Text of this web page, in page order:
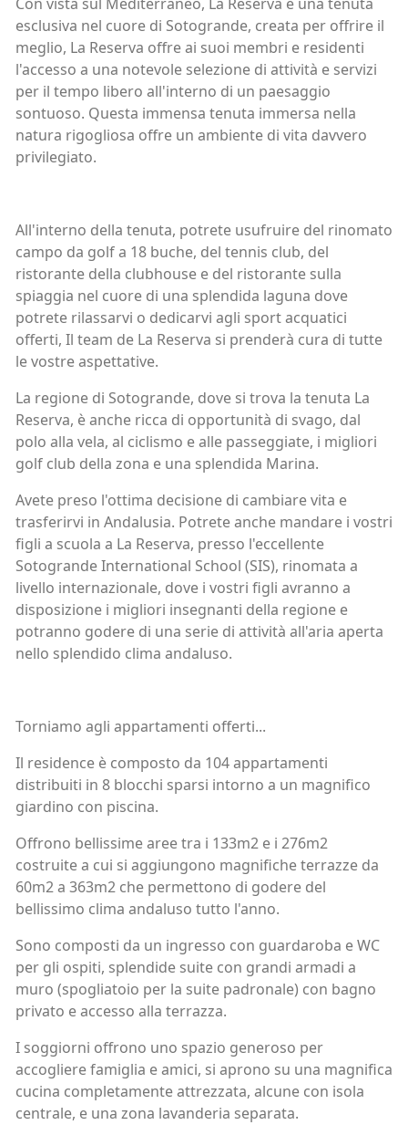
esclusiva nel cuore di Sotogrande, creata per offrire il
meglio, La Reserva offre ai suoi membri e residenti
l'accesso a una notevole selezione di attività e servizi
per il tempo libero all'interno di un paesaggio
sontuoso. Questa immensa tenuta immersa nella
natura rigogliosa offre un ambiente di vita davvero
privilegiato.
All'interno della tenuta, potrete usufruire del rinomato
campo da golf a 18 buche, del tennis club, del
ristorante della clubhouse e del ristorante sulla
spiaggia nel cuore di una splendida laguna dove
potrete rilassarvi o dedicarvi agli sport acquatici
offerti, Il team de La Reserva si prenderà cura di tutte
le vostre aspettative.
La regione di Sotogrande, dove si trova la tenuta La
Reserva, è anche ricca di opportunità di svago, dal
polo alla vela, al ciclismo e alle passeggiate, i migliori
golf club della zona e una splendida Marina.
Avete preso l'ottima decisione di cambiare vita e
trasferirvi in Andalusia. Potrete anche mandare i vostri
figli a scuola a La Reserva, presso l'eccellente
Sotogrande International School (SIS), rinomata a
livello internazionale, dove i vostri figli avranno a
disposizione i migliori insegnanti della regione e
potranno godere di una serie di attività all'aria aperta
nello splendido clima andaluso.
Torniamo agli appartamenti offerti...
Il residence è composto da 104 appartamenti
distribuiti in 8 blocchi sparsi intorno a un magnifico
giardino con piscina.
Offrono bellissime aree tra i 133m2 e i 276m2
costruite a cui si aggiungono magnifiche terrazze da
60m2 a 363m2 che permettono di godere del
bellissimo clima andaluso tutto l'anno.
Sono composti da un ingresso con guardaroba e WC
per gli ospiti, splendide suite con grandi armadi a
muro (spogliatoio per la suite padronale) con bagno
privato e accesso alla terrazza.
I soggiorni offrono uno spazio generoso per
accogliere famiglia e amici, si aprono su una magnifica
cucina completamente attrezzata, alcune con isola
centrale, e una zona lavanderia separata.